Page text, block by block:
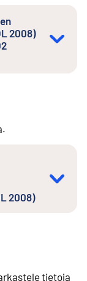
2008)
2008)
tietoja